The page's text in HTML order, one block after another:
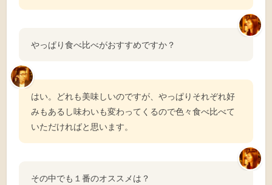
やっぱり食べ比べがおすすめですか？
はい。どれも美味しいのですが、やっぱりそれぞれ好
みもあるし味わいも変わってくるので色々食べ比べて
いただければと思います。
その中でも１番のオススメは？